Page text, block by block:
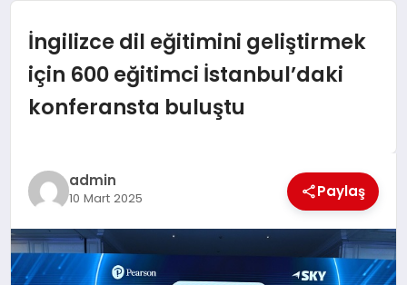
EKONOMİ
YAŞAM
TEKNOLOJİ
MAGAZİN
İngilizce dil eğitimini geliştirmek
için 600 eğitimci İstanbul’daki
konferansta buluştu
admin
10 Mart 2025 Paylaş